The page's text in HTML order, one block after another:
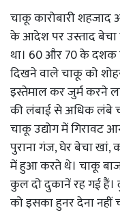
चाकू कारोबारी
के आदेश पर उस्ताद बेचा
था। 60 और 70 के दशक
दिखने वाले चाकू को
इस्तेमाल कर जुर्म करने
की लंबाई से अधिक लंबे
चाकू उद्योग में गिरावट
पुराना गंज, घेर बेचा खां,
में हुआ करते थे। चाकू
कुल दो दुकानें रह गई हैं।
को इसका हुनर देना नहीं